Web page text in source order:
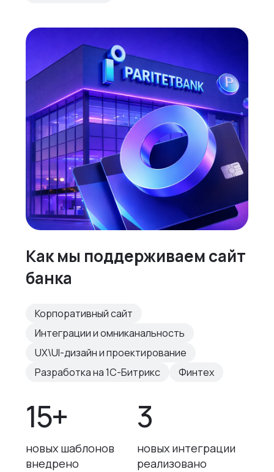
Как мы поддерживаем сайт
банка
Корпоративный сайт
Интеграции и омниканальность
UX\UI-дизайн и проектирование
Разработка на 1С-Битрикс
Финтех
15+
новых шаблонов
внедрено
3
новых интеграции
реализовано